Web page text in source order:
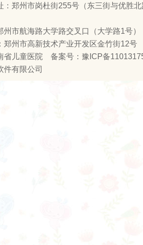
：郑州市岗杜街255号（东三街与优胜
州市航海路大学路交叉口（大学路1号
郑州市高新技术产业开发区金竹街12号
省儿童医院 备案号： 豫ICP备
件有限公司